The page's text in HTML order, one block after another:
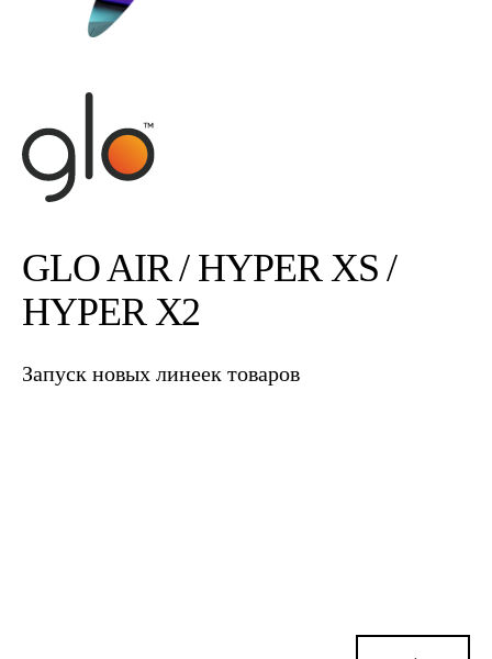
GLO AIR / HYPER XS /
HYPER X2
Запуск новых линеек товаров